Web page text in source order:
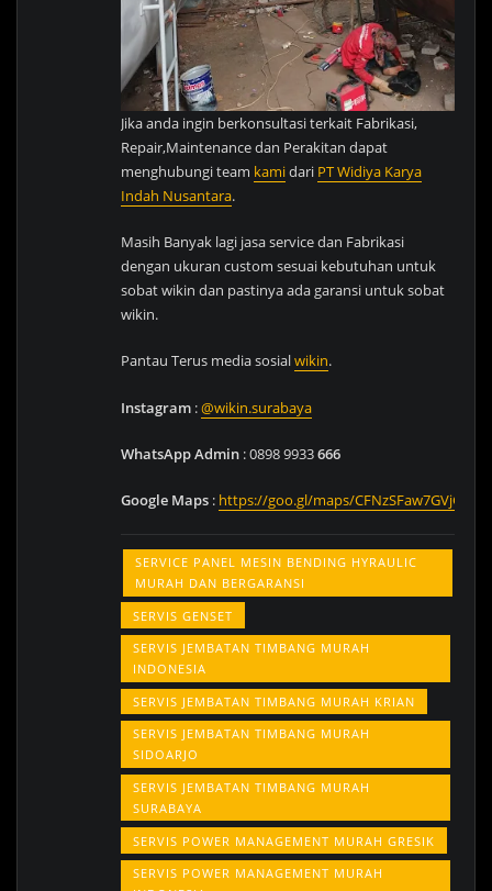
Jika anda ingin berkonsultasi terkait Fabrikasi,
Repair,Maintenance dan Perakitan dapat
menghubungi team kamidari PT Widiya Karya
Indah Nusantara.
Masih Banyak lagi jasa service dan Fabrikasi
dengan ukuran custom sesuai kebutuhan untuk
sobat wikin dan pastinya ada garansi untuk sobat
wikin.
Pantau Terus media sosialwikin.
Instagram :@wikin.surabaya
WhatsApp Admin : 0898 9933666
Google Maps : https://goo.gl/maps/
SERVICE PANEL MESIN BENDING HYRAULIC
MURAH DAN BERGARANSI
SERVIS GENSET
SERVIS JEMBATAN TIMBANG MURAH
INDONESIA
SERVIS JEMBATAN TIMBANG MURAH KRIAN
SERVIS JEMBATAN TIMBANG MURAH
SIDOARJO
SERVIS JEMBATAN TIMBANG MURAH
SURABAYA
SERVIS POWER MANAGEMENT MURAH GRESIK
SERVIS POWER MANAGEMENT MURAH